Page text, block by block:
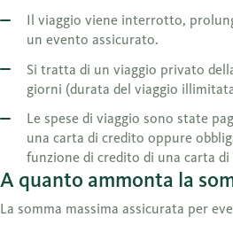
Il viaggio viene interrotto,
un evento assicurato.
Si tratta di un viaggio privato
giorni (durata del viaggio
Le spese di viaggio sono state
una carta di credito oppure
funzione di credito di una carta
A quanto ammonta la
La somma massima assicurata per